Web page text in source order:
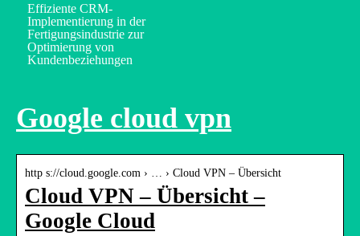
Effiziente CRM-
Implementierung in der
Fertigungsindustrie zur
Optimierung von
Kundenbeziehungen
Google cloud vpn
http s://cloud.google.com › … › Cloud VPN – Übersicht
Cloud VPN – Übersicht –
Google Cloud